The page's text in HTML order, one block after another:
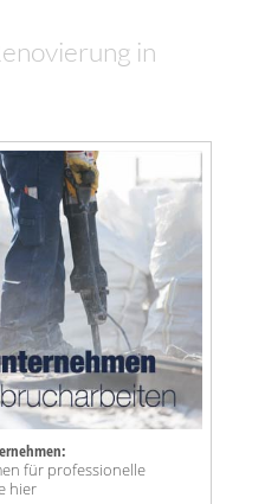
in
für professionelle
hier